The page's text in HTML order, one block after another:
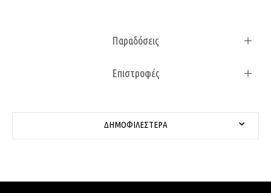
Παραδόσεις
Επιστροφές
ΔΗΜΟΦΙΛΈΣΤΕΡΑ